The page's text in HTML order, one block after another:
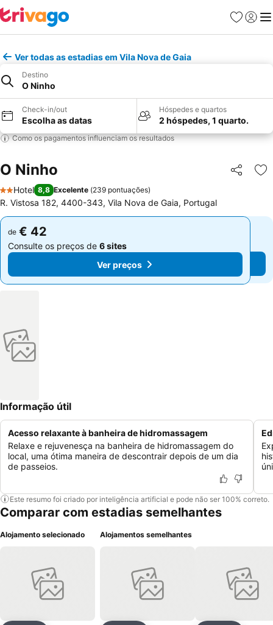
Favoritos
Iniciar
Ver todas as estadias em Vila Nova de Gaia
Destino
O Ninho
Check-in/out
Escolha as datas
Hóspedes e quartos
2 hóspedes, 1 quarto.
Como os pagamentos influenciam os resultados
O Ninho Partilhar
2 Estrelas
Hotel 8,8 Excelente (239 pontuações)
R. Vistosa 182, 4400-343, Vila Nova de Gaia, Portugal
de € 42
Consulte os preços de 6 sites
Ver preços
de € 42
Consulte os preços de 6 sites
Ver preços
Informação útil
Acesso relaxante à banheira de hidromassagem
Relaxe e rejuvenesça na banheira de hidromassagem do
local, uma ótima maneira de descontrair depois de um dia
de passeios.
Este resumo foi criado por inteligência artificial e pode não ser 100% correto.
Comparar com estadias semelhantes
Alojamento selecionado Alojamentos semelhantes